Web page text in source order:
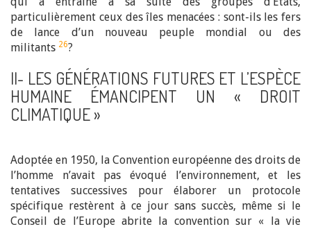
particulièrement ceux des îles menacées : sont-ils les fers
de lance d’un nouveau peuple mondial ou des
militants 26?
II- LES GÉNÉRATIONS FUTURES ET L’ESPÈCE
HUMAINE ÉMANCIPENT UN « DROIT
CLIMATIQUE »
Adoptée en 1950, la Convention européenne des droits de
l’homme n’avait pas évoqué l’environnement, et les
tentatives successives pour élaborer un protocole
spécifique restèrent à ce jour sans succès, même si le
Conseil de l’Europe abrite la convention sur « la vie